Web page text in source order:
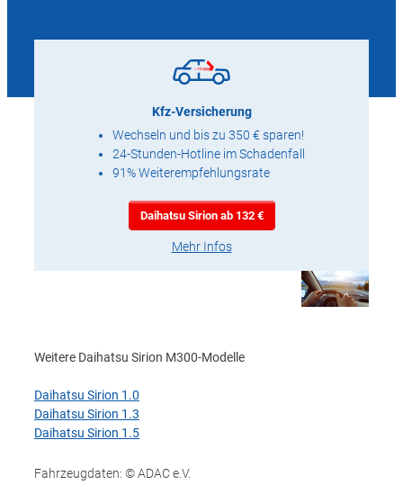
Kfz-Versicherung
Wechseln und bis zu 350 € sparen!
24-Stunden-Hotline im Schadenfall
91% Weiterempfehlungsrate
Daihatsu Sirion ab 132 €
Mehr Infos
Weitere Daihatsu Sirion M300-Modelle
Daihatsu Sirion 1.0
Daihatsu Sirion 1.3
Daihatsu Sirion 1.5
Fahrzeugdaten: © ADAC e.V.